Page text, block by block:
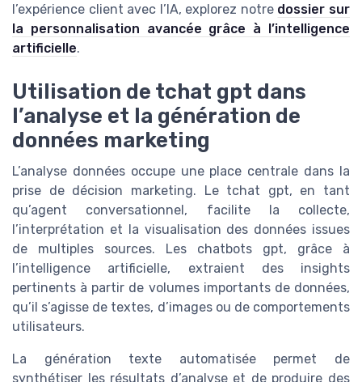
l’expérience client avec l’IA, explorez notre dossier sur
la personnalisation avancée grâce à l’intelligence
artificielle.
Utilisation de tchat gpt dans
l’analyse et la génération de
données marketing
L’analyse données occupe une place centrale dans la
prise de décision marketing. Le tchat gpt, en tant
qu’agent conversationnel, facilite la collecte,
l’interprétation et la visualisation des données issues
de multiples sources. Les chatbots gpt, grâce à
l’intelligence artificielle, extraient des insights
pertinents à partir de volumes importants de données,
qu’il s’agisse de textes, d’images ou de comportements
utilisateurs.
La génération texte automatisée permet de
synthétiser les résultats d’analyse et de produire des